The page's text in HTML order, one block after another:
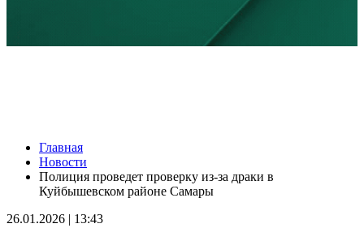
На "Сызранский помидор" 15 августа пустят три электрички
10.08.2026 | 21:49
Сколько стоит собрать ребенка в школу в 2026 году: ответ
экспертов
Роспотребнадзор проведет горячую линию для родителей
Главная
Новости
Полиция проведет проверку из-за драки в
Куйбышевском районе Самары
26.01.2026 | 13:43